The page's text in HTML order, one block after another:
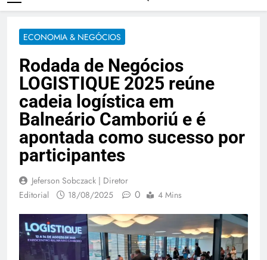
ECONOMIA & NEGÓCIOS
Rodada de Negócios
LOGISTIQUE 2025 reúne
cadeia logística em
Balneário Camboriú e é
apontada como sucesso por
participantes
Jeferson Sobczack | Diretor
Editorial
18/08/2025 0 4 Mins